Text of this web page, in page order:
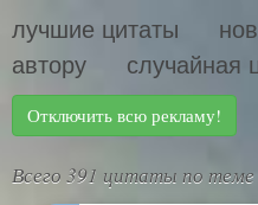
лучшие цитаты
автору
случайная
Отключить всю рекламу!
Всего 391 цитаты по теме